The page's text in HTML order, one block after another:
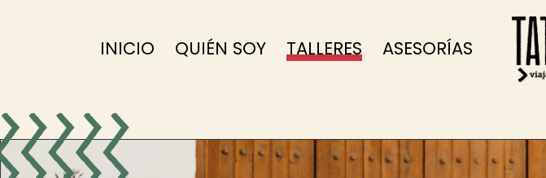
INICIO QUIÉN SOY TALLERES ASESORÍAS